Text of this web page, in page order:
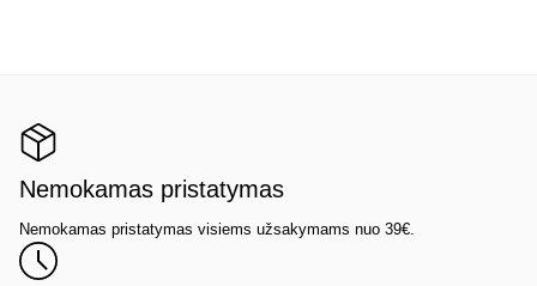
Nemokamas pristatymas
Nemokamas pristatymas visiems užsakymams nuo 39€.